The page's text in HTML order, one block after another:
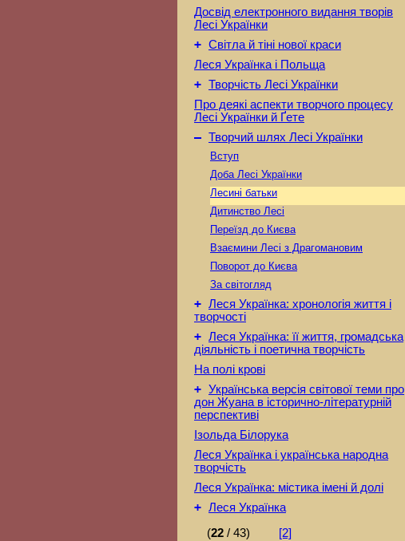
Досвід електронного видання творів
Лесі Українки
+ Світла й тіні нової краси
Леся Українка і Польща
+ Творчість Лесі Українки
Про деякі аспекти творчого процесу
Лесі Українки й Ґете
– Творчий шлях Лесі Українки
Вступ
Доба Лесі Українки
Лесині батьки
Дитинство Лесі
Переїзд до Києва
Взаємини Лесі з Драгомановим
Поворот до Києва
За світогляд
+ Леся Українка: хронологія життя і
творчості
+ Леся Українка: її життя, громадська
діяльність і поетична творчість
На полі крові
+ Українська версія світової теми про
дон Жуана в історично-літературній
перспективі
Ізольда Білорука
Леся Українка і українська народна
творчість
Леся Українка: містика імені й долі
+ Леся Українка
(22 / 43) [2]